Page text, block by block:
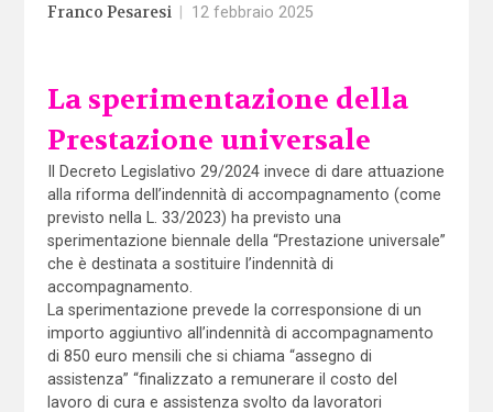
Franco Pesaresi 12 febbraio 2025
La sperimentazione della
Prestazione universale
Il Decreto Legislativo 29/2024 invece di dare attuazione
alla riforma dell’indennità di accompagnamento (come
previsto nella L. 33/2023) ha previsto una
sperimentazione biennale della “Prestazione universale”
che è destinata a sostituire l’indennità di
accompagnamento.
La sperimentazione prevede la corresponsione di un
importo aggiuntivo all’indennità di accompagnamento
di 850 euro mensili che si chiama “assegno di
assistenza” “finalizzato a remunerare il costo del
lavoro di cura e assistenza svolto da lavoratori